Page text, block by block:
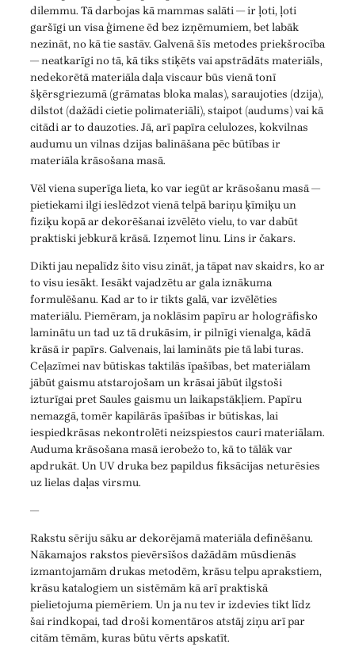
dilemmu. Tā darbojas kā mammas salāti — ir ļoti, ļoti
garšīgi un visa ģimene ēd bez izņēmumiem, bet labāk
nezināt, no kā tie sastāv. Galvenā šīs metodes priekšrocība
— neatkarīgi no tā, kā tiks stiķēts vai apstrādāts materiāls,
nedekorētā materiāla daļa viscaur būs vienā tonī
šķērsgriezumā (grāmatas bloka malas), saraujoties (dzija),
dilstot (dažādi cietie polimateriāli), staipot (audums) vai kā
citādi ar to dauzoties. Jā, arī papīra celulozes, kokvilnas
audumu un vilnas dzijas balināšana pēc būtības ir
materiāla krāsošana masā.
Vēl viena superīga lieta, ko var iegūt ar krāsošanu masā —
pietiekami ilgi ieslēdzot vienā telpā bariņu ķīmiķu un
fiziķu kopā ar dekorēšanai izvēlēto vielu, to var dabūt
praktiski jebkurā krāsā. Izņemot linu. Lins ir čakars.
Dikti jau nepalīdz šito visu zināt, ja tāpat nav skaidrs, ko ar
to visu iesākt. Iesākt vajadzētu ar gala iznākuma
formulēšanu. Kad ar to ir tikts galā, var izvēlēties
materiālu. Piemēram, ja noklāsim papīru ar hologrāfisko
laminātu un tad uz tā drukāsim, ir pilnīgi vienalga, kādā
krāsā ir papīrs. Galvenais, lai lamināts pie tā labi turas.
Ceļazīmei nav būtiskas taktilās īpašības, bet materiālam
jābūt gaismu atstarojošam un krāsai jābūt ilgstoši
izturīgai pret Saules gaismu un laikapstākļiem. Papīru
nemazgā, tomēr kapilārās īpašības ir būtiskas, lai
iespiedkrāsas nekontrolēti neizspiestos cauri materiālam.
Auduma krāsošana masā ierobežo to, kā to tālāk var
apdrukāt. Un UV druka bez papildus fiksācijas neturēsies
uz lielas daļas virsmu.
—
Rakstu sēriju sāku ar dekorējamā materiāla definēšanu.
Nākamajos rakstos pievērsīšos dažādām mūsdienās
izmantojamām drukas metodēm, krāsu telpu aprakstiem,
krāsu katalogiem un sistēmām kā arī praktiskā
pielietojuma piemēriem. Un ja nu tev ir izdevies tikt līdz
šai rindkopai, tad droši komentāros atstāj ziņu arī par
citām tēmām, kuras būtu vērts apskatīt.